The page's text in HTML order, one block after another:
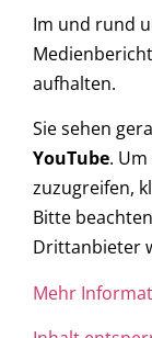
Im und rund
aufhalten.
Sie sehen
YouTube.
zuzugreifen,
Bitte
Drittanbieter
Mehr